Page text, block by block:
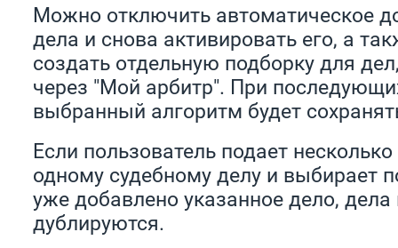
Можно отключить автоматическое
дела и снова активировать его, а
создать отдельную подборку для
через "Мой арбитр". При
выбранный алгоритм будет
Если пользователь подает
одному судебному делу и выбирает
уже добавлено указанное дело, дела
дублируются.